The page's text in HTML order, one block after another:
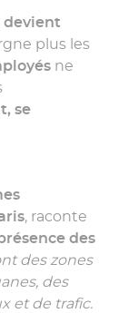
devient
plus les
ne
se
, raconte
des
des zones
des
et de trafic.